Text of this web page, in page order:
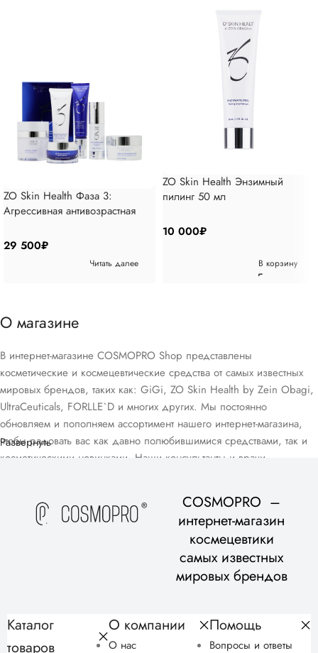
ZO Skin Health Фаза 3:
Агрессивная антивозрастная
29 500₽
Читать далее
ZO Skin Health Энзимный
пилинг 50 мл
10 000₽
В корзину
О магазине
В интернет-магазине COSMOPRO Shop представлены
косметические и космецевтические средства от самых известных
мировых брендов, таких как: GiGi, ZO Skin Health by Zein Obagi,
UltraCeuticals, FORLLE`D и многих других. Мы постоянно
обновляем и пополняем ассортимент нашего интернет-магазина,
чтобы радовать вас как давно полюбившимися средствами, так и
косметическими новинками. Наши консультанты и врачи-
консультации.
Развернуть
COSMOPRO –
интернет-магазин
космецевтики
самых известных
мировых брендов
Каталог
товаров
О компании
О нас
Помощь
Вопросы и ответы